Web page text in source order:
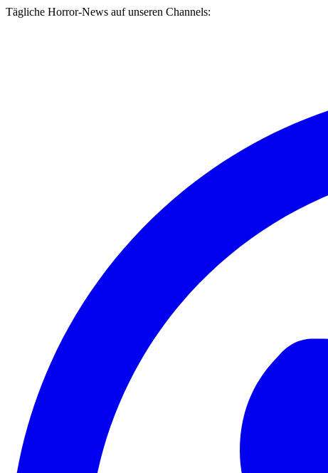
Tägliche Horror-News auf unseren Channels: